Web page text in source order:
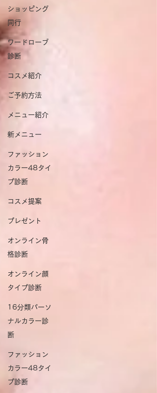
ショッピング
同行
ワードローブ
診断
コスメ紹介
ご予約方法
メニュー紹介
新メニュー
ファッション
カラー48タイ
プ診断
コスメ提案
プレゼント
オンライン骨
格診断
オンライン顔
タイプ診断
16分類パーソ
ナルカラー診
断
ファッション
カラー48タイ
プ診断